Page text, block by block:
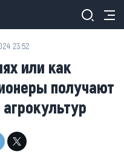
23:52
или как
получают